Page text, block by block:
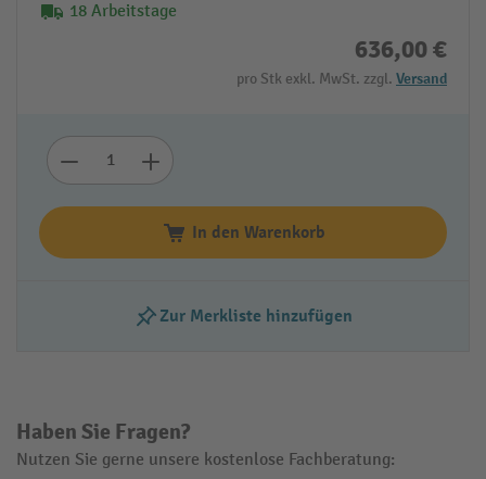
18 Arbeitstage
636,00 €
pro Stk exkl. MwSt. zzgl. Versand
In den Warenkorb
Zur Merkliste hinzufügen
Haben Sie Fragen?
Nutzen Sie gerne unsere kostenlose Fachberatung: